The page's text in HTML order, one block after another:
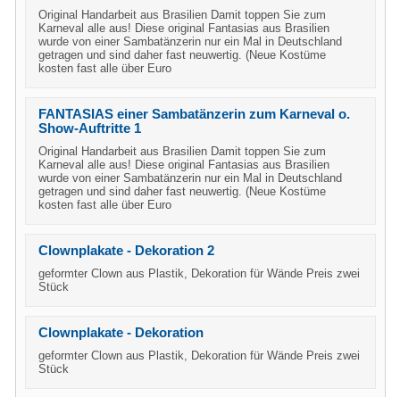
Original Handarbeit aus Brasilien Damit toppen Sie zum
Karneval alle aus! Diese original Fantasias aus Brasilien
wurde von einer Sambatänzerin nur ein Mal in Deutschland
getragen und sind daher fast neuwertig. (Neue Kostüme
kosten fast alle über Euro
FANTASIAS einer Sambatänzerin zum Karneval o.
Show-Auftritte 1
Original Handarbeit aus Brasilien Damit toppen Sie zum
Karneval alle aus! Diese original Fantasias aus Brasilien
wurde von einer Sambatänzerin nur ein Mal in Deutschland
getragen und sind daher fast neuwertig. (Neue Kostüme
kosten fast alle über Euro
Clownplakate - Dekoration 2
geformter Clown aus Plastik, Dekoration für Wände Preis zwei
Stück
Clownplakate - Dekoration
geformter Clown aus Plastik, Dekoration für Wände Preis zwei
Stück